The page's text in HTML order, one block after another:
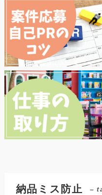
納品ミス防止 –